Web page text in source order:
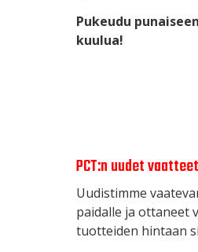
Pukeudu
kuulua!
PCT:n uudet
Uudistimme
paidalle ja ottaneet
tuotteiden hintaan